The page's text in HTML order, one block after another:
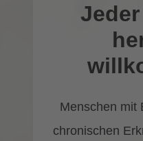
Menschen mit
chronischen